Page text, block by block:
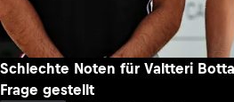
Schlechte Noten für Valtteri
Frage gestellt